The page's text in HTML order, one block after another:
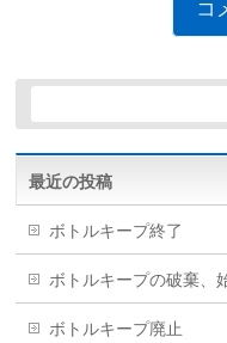
最近の投稿
ボトルキープ終了
ボトルキープの破棄、
ボトルキープ廃止